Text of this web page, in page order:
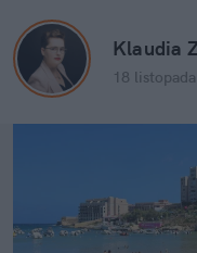
Klaudia
18